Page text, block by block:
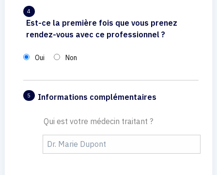
4
Est-ce la première fois que vous prenez
rendez-vous avec ce professionnel ?
Oui Non
5 Informations complémentaires
Qui est votre médecin traitant ?